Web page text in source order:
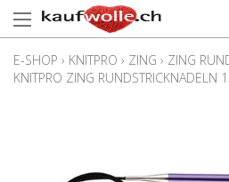
E-SHOP › KNITPRO › ZING › ZING
KNITPRO ZING RUNDSTRICKNADELN